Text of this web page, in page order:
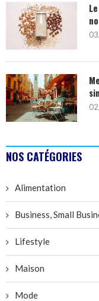
NOS CATÉGORIES
Alimentation
Business, Small
Lifestyle
Maison
Mode